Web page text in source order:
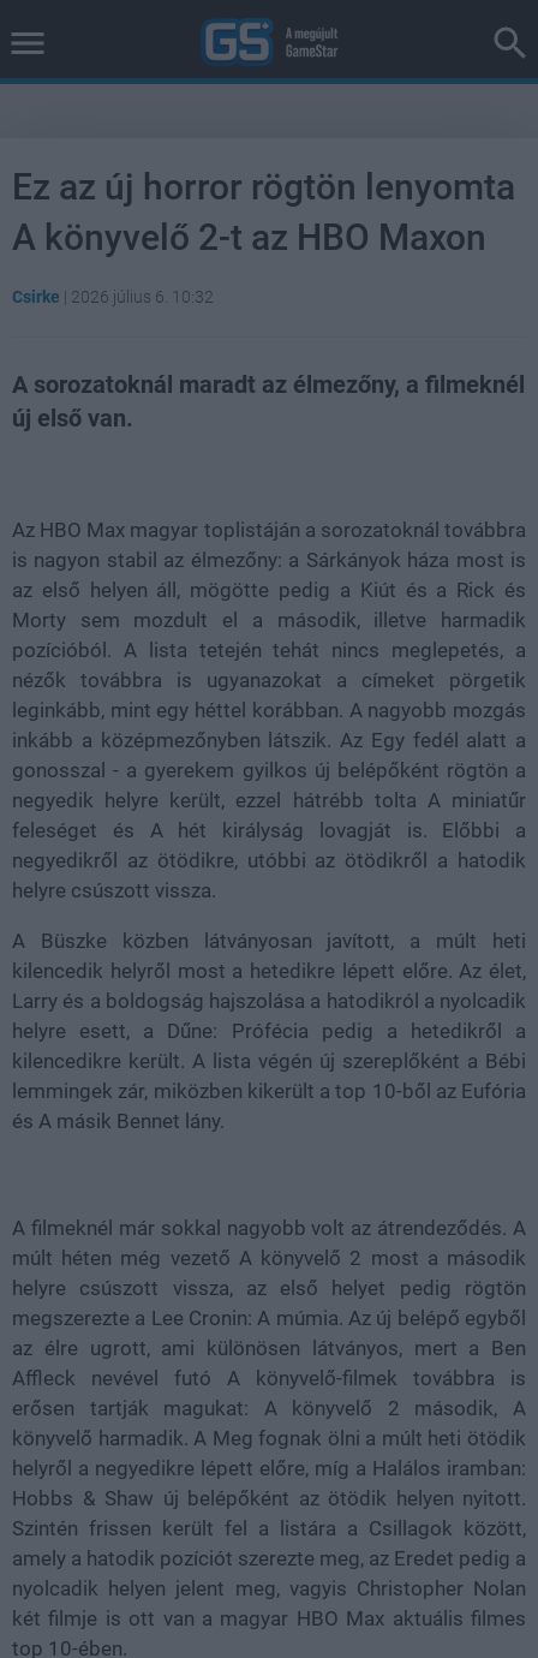
Ez az új horror rögtön lenyomta
A könyvelő 2-t az HBO Maxon
Csirke | 2026 július 6. 10:32
A sorozatoknál maradt az élmezőny, a filmeknél
új első van.
Az HBO Max magyar toplistáján a sorozatoknál továbbra
is nagyon stabil az élmezőny: a Sárkányok háza most is
az első helyen áll, mögötte pedig a Kiút és a Rick és
Morty sem mozdult el a második, illetve harmadik
pozícióból. A lista tetején tehát nincs meglepetés, a
nézők továbbra is ugyanazokat a címeket pörgetik
leginkább, mint egy héttel korábban. A nagyobb mozgás
inkább a középmezőnyben látszik. Az Egy fedél alatt a
gonosszal - a gyerekem gyilkos új belépőként rögtön a
negyedik helyre került, ezzel hátrébb tolta A miniatűr
feleséget és A hét királyság lovagját is. Előbbi a
negyedikről az ötödikre, utóbbi az ötödikről a hatodik
helyre csúszott vissza.
A Büszke közben látványosan javított, a múlt heti
kilencedik helyről most a hetedikre lépett előre. Az élet,
Larry és a boldogság hajszolása a hatodikról a nyolcadik
helyre esett, a Dűne: Prófécia pedig a hetedikről a
kilencedikre került. A lista végén új szereplőként a Bébi
lemmingek zár, miközben kikerült a top 10-ből az Eufória
és A másik Bennet lány.
A filmeknél már sokkal nagyobb volt az átrendeződés. A
múlt héten még vezető A könyvelő 2 most a második
helyre csúszott vissza, az első helyet pedig rögtön
megszerezte a Lee Cronin: A múmia. Az új belépő egyből
az élre ugrott, ami különösen látványos, mert a Ben
Affleck nevével futó A könyvelő-filmek továbbra is
erősen tartják magukat: A könyvelő 2 második, A
könyvelő harmadik.A Meg fognak ölni a múlt heti ötödik
helyről a negyedikre lépett előre, míg a Halálos iramban:
Hobbs & Shaw új belépőként az ötödik helyen nyitott.
Szintén frissen került fel a listára a Csillagok között,
amely a hatodik pozíciót szerezte meg, az Eredet pedig a
nyolcadik helyen jelent meg, vagyis Christopher Nolan
két filmje is ott van a magyar HBO Max aktuális filmes
top 10-ében.